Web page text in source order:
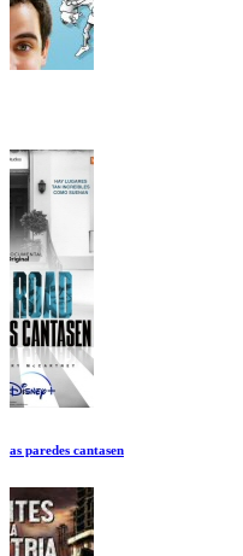
Melania